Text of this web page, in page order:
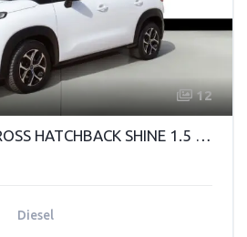
12
Diesel